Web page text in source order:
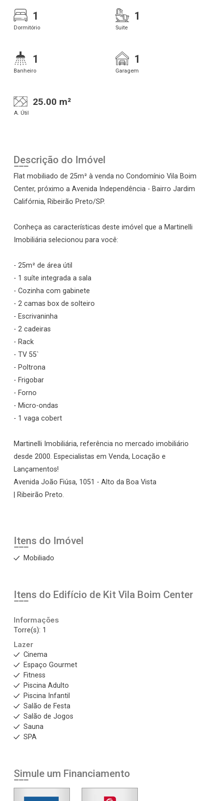
1
Dormitório
1
Suite
1
Banheiro
1
Garagem
25.00 m²
A. Útil
Descrição do Imóvel
Flat mobiliado de 25m² à venda no Condomínio Vila Boim
Center, próximo a Avenida Independência - Bairro Jardim
Califórnia, Ribeirão Preto/SP.
Conheça as características deste imóvel que a Martinelli
Imobiliária selecionou para você:
- 25m² de área útil
- 1 suíte integrada a sala
- Cozinha com gabinete
- 2 camas box de solteiro
- Escrivaninha
- 2 cadeiras
- Rack
- TV 55`
- Poltrona
- Frigobar
- Forno
- Micro-ondas
- 1 vaga cobert
Martinelli Imobiliária, referência no mercado imobiliário
desde 2000. Especialistas em Venda, Locação e
Lançamentos!
Avenida João Fiúsa, 1051 - Alto da Boa Vista
| Ribeirão Preto.
Itens do Imóvel
Mobiliado
Itens do Edifício de Kit Vila Boim Center
Informações
Torre(s): 1
Lazer
Cinema
Espaço Gourmet
Fitness
Piscina Adulto
Piscina Infantil
Salão de Festa
Salão de Jogos
Sauna
SPA
Simule um Financiamento